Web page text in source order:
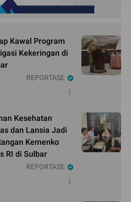
Kawal Program
Kekeringan di
REPORTASE
Kesehatan
dan Lansia Jadi
Kemenko
RI di Sulbar
REPORTASE